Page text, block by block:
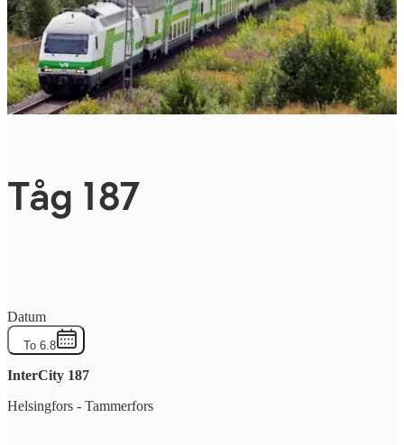
Tåg 187
Datum
To 6.8
InterCity 187
Helsingfors - Tammerfors